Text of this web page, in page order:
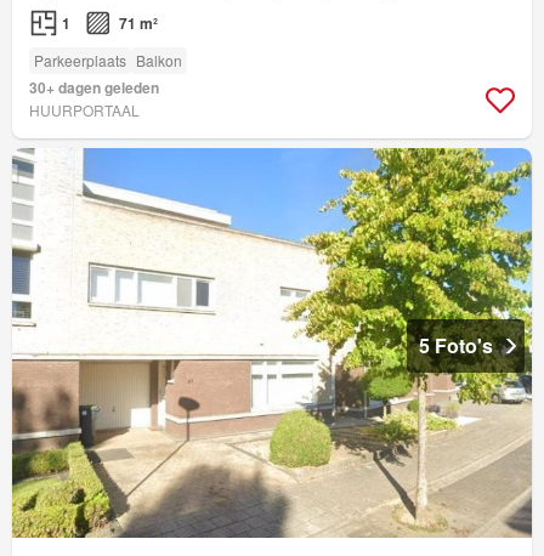
1 71 m²
Parkeerplaats Balkon
30+ dagen geleden
HUURPORTAAL
5 Foto's